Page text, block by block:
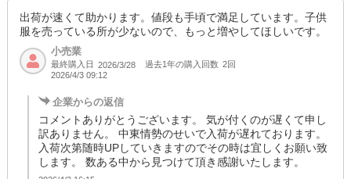
出荷が速くて助かります。値段も手頃で満足しています。子供
服を売っている所が少ないので、もっと増やしてほしいです。
小売業
最終購入日 2026/3/28 過去1年の購入回数 2回
2026/4/3 09:12
企業からの返信
コメントありがとうございます。 気が付くのが遅くて申し
訳ありません。 中東情勢のせいで入荷が遅れております。
入荷次第随時UPしていきますのでその時は宜しくお願い致
します。 数ある中から見つけて頂き感謝いたします。